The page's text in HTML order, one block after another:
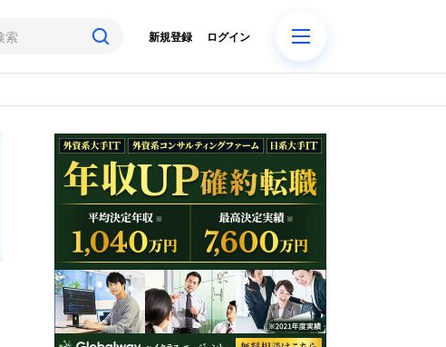
ログイン
新規登録